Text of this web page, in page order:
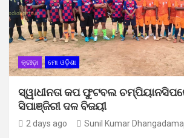
କ୍ରୀଡ଼ା ମୋ ଓଡ଼ିଶା
ସ୍ୱାଧୀନତା କପ ଫୁଟବଲ
ସିପାଞ୍ଜିରୀ ଦଳ ବିଜୟୀ
2 days ago Sunil Kumar